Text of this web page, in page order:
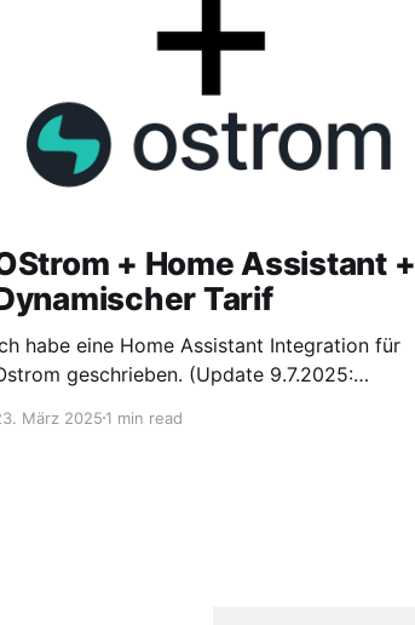
+ Home Assistant +
Tarif
habe eine Home Assistant Integration für
geschrieben. (Update 9.7.2025:
März 20251 min read